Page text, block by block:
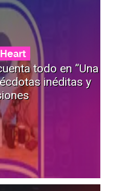
todo en “Una
inéditas y